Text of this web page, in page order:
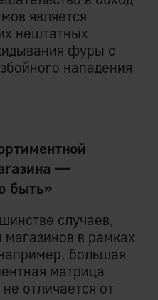
является
нештатных
фуры с
нападения
—
быть»
случаев,
магазинов в рамках
большая
матрица
отличается от